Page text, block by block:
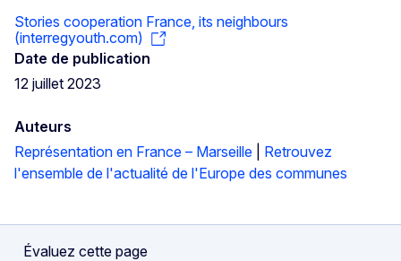
Stories cooperation France, its neighbours
(interregyouth.com)
Date de publication
12 juillet 2023
Auteurs
Représentation en France – Marseille
Retrouvez
l'ensemble de l'actualité de l'Europe des communes
Évaluez cette page